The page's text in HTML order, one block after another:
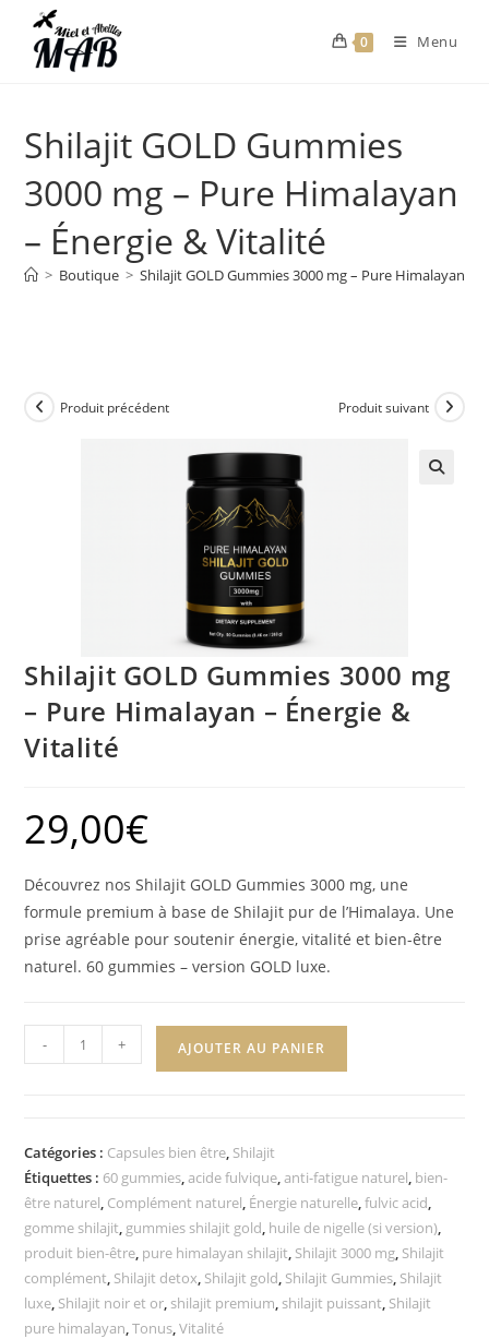
0 Menu
Shilajit GOLD Gummies
3000 mg – Pure Himalayan
– Énergie & Vitalité
> Boutique > Shilajit GOLD Gummies 3000 mg – Pure Himalayan –
Produit précédent Produit suivant
Shilajit GOLD Gummies 3000 mg
– Pure Himalayan – Énergie &
Vitalité
29,00€
Découvrez nos Shilajit GOLD Gummies 3000 mg, une
formule premium à base de Shilajit pur de l’Himalaya. Une
prise agréable pour soutenir énergie, vitalité et bien-être
naturel. 60 gummies – version GOLD luxe.
- + AJOUTER AU PANIER
Catégories : Capsules bien être, Shilajit
Étiquettes : 60 gummies,acide fulvique,anti-fatigue naturel, bien-
être naturel, Complément naturel, Énergie naturelle,fulvic acid,
gomme shilajit, gummies shilajit gold, huile de nigelle (si version),
produit bien-être, pure himalayan shilajit, Shilajit 3000 mg, Shilajit
complément, Shilajit detox, Shilajit gold, Shilajit Gummies, Shilajit
luxe, Shilajit noir et or, shilajit premium, shilajit puissant, Shilajit
pure himalayan,Tonus,Vitalité